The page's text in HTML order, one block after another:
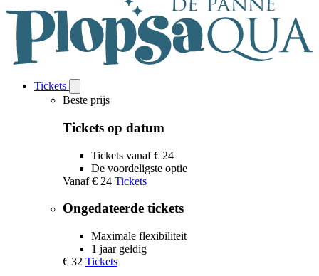
Tickets
Tickets
submenu
Beste prijs
Tickets op datum
Tickets vanaf € 24
De voordeligste optie
Vanaf € 24 Tickets
Ongedateerde tickets
Maximale flexibiliteit
1 jaar geldig
€ 32 Tickets